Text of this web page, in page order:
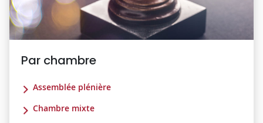
Par chambre
Assemblée plénière
Chambre mixte